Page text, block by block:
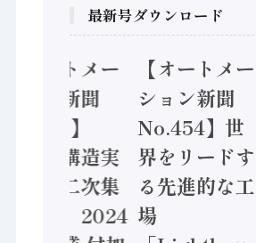
最新号ダウンロード
【オートメー
ション新聞
No.455】
「経済構造実
態調査二次集
計結果」2024
【オートメー
ション新聞
No.454】世
界をリードす
る先進的な工
場